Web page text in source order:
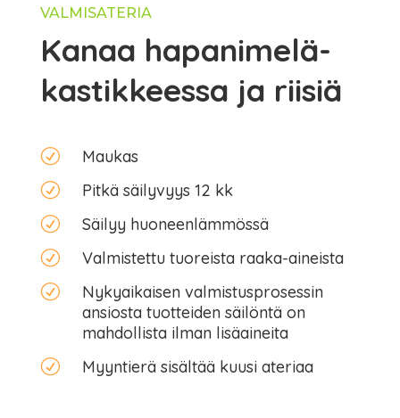
VALMISATERIA
Kanaa hapanimelä-
kastikkeessa ja riisiä
R Maukas
R Pitkä säilyvyys 12 kk
R Säilyy huoneenlämmössä
R Valmistettu tuoreista raaka-aineista
R
Nykyaikaisen valmistusprosessin
ansiosta tuotteiden säilöntä on
mahdollista ilman lisäaineita
R Myyntierä sisältää kuusi ateriaa